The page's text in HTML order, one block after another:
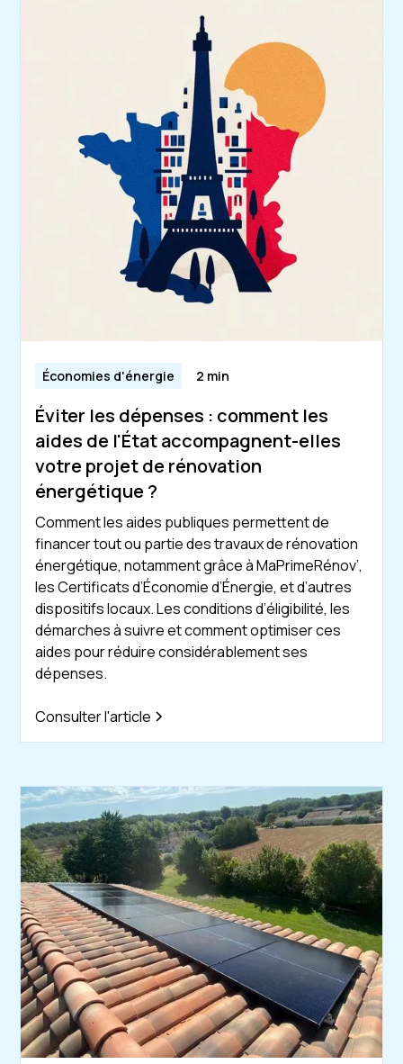
Économies d'énergie 2 min
Éviter les dépenses : comment les
aides de l'État accompagnent-elles
votre projet de rénovation
énergétique ?
Comment les aides publiques permettent de
financer tout ou partie des travaux de rénovation
énergétique, notamment grâce à MaPrimeRénov’,
les Certificats d’Économie d’Énergie, et d’autres
dispositifs locaux. Les conditions d’éligibilité, les
démarches à suivre et comment optimiser ces
aides pour réduire considérablement ses
dépenses.
Consulter l'article